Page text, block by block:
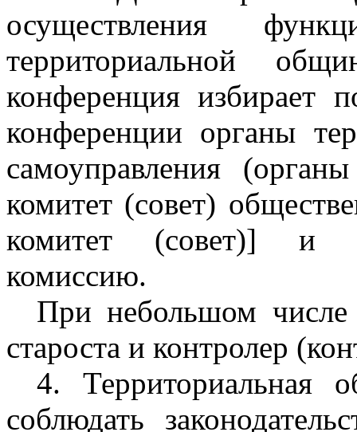
осуществления
территориальной
конференция избирает
конференции органы
самоуправления
комитет (совет)
комитет (совет)] и
комиссию.
При небольшом
староста и контролер
4. Территориальная
соблюдать